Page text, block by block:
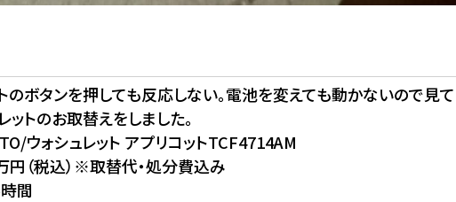
トのボタンを押しても反応しない。電池を変えても動かないので見
ットのお取替えをしました。
ウォシュレット アプリコットTCF4714AM
（税込）※取替代・処分費込み
間